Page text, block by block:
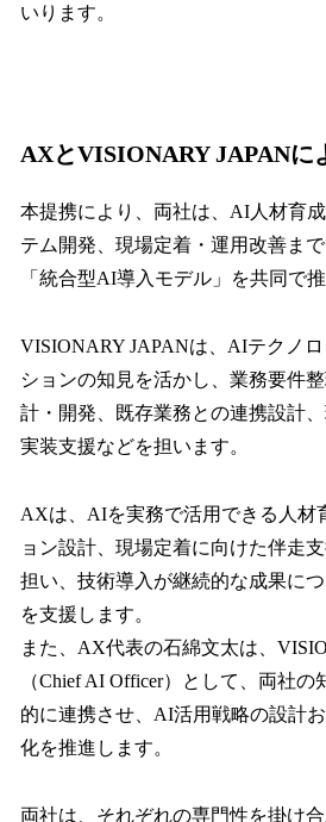
いります。
AXとVISIONARY JAPANに
本提携により、両社は、AI人材育
テム開発、現場定着・運用改善ま
「統合型AI導入モデル」を共同で
VISIONARY JAPANは、AIテクノ
ションの知見を活かし、業務要件
計・開発、既存業務との連携設計
実装支援などを担います。
AXは、AIを実務で活用できる人材
ョン設計、現場定着に向けた伴走
担い、技術導入が継続的な成果に
を支援します。
また、AX代表の石綿文太は、
（Chief AI Officer）として、両社
的に連携させ、AI活用戦略の設計
化を推進します。
両社は、それぞれの専門性を掛け合